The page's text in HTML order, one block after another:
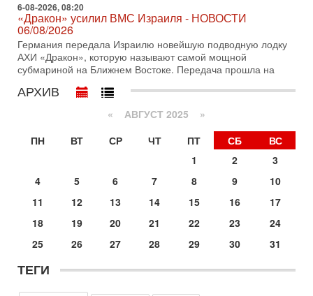
Битва за разоружение ХАМАСа - НОВОСТИ
31/07/2026
Сегодня президент США Дональд Трамп заявил о
достижении исторического соглашения о полном
разоружении ХАМАСа и других вооруженных группировок в
Иран доведет Трампа до крайних мер? Разбор и
оценка от военного обозревателя Давида Шарпа
Ситуация вокруг противостояния Ирана и США накаляется
с каждым днем. Почему Трамп в самый последний момент
отменил решение о нанесении тяжелых ударов
Покупатель авиакомпании «Аркия» намерен
запретить полеты по субботам!
Вокруг возможной продажи авиакомпании «Аркия»
разгорается громкий конфликт.
Трамп готовит удар по Ирану - НОВОСТИ 30/07/2026
возможность масштабной военной операции против Ирана
6-08-2026, 08:20
«Дракон» усилил ВМС Израиля - НОВОСТИ
06/08/2026
Германия передала Израилю новейшую подводную лодку
АХИ «Дракон», которую называют самой мощной
субмариной на Ближнем Востоке. Передача прошла на
АРХИВ
« АВГУСТ 2025 »
ПН
ВТ СР ЧТ ПТ СБ
ВС
1
2
3
4
5 6 7 8 9
10
11
12 13 14 15 16
17
18
19 20 21 22 23
24
25
26 27 28 29 30 31
ТЕГИ